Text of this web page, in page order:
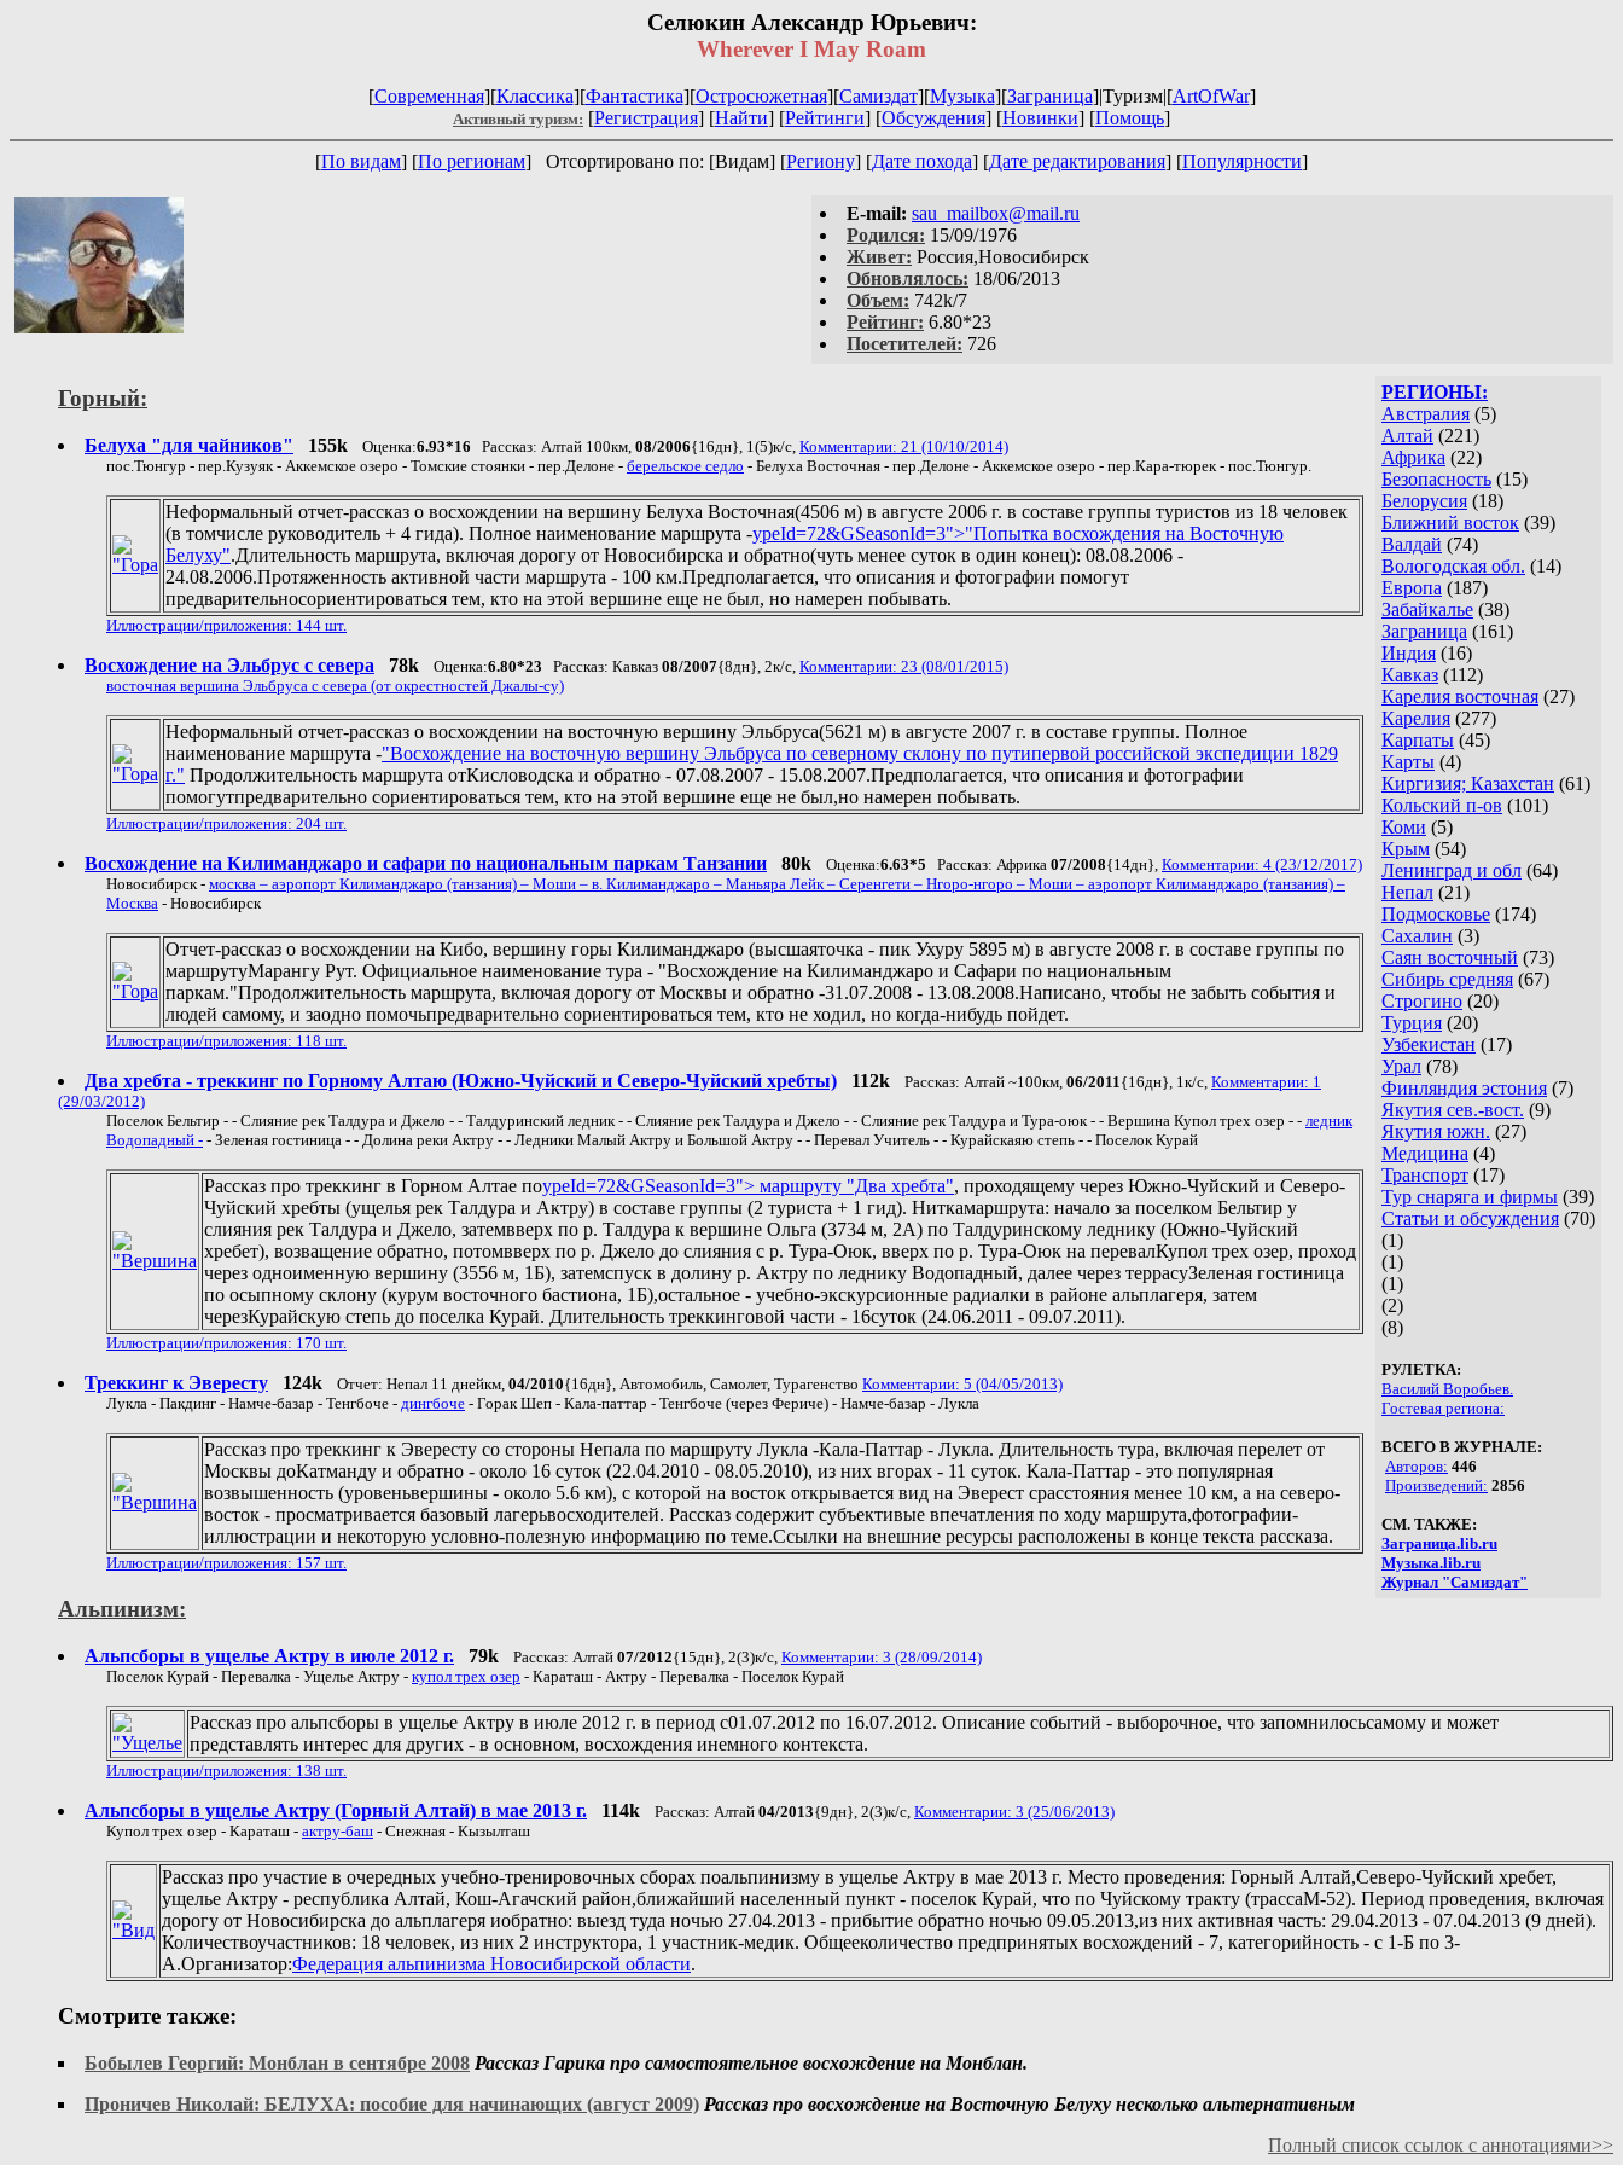
Селюкин Александр Юрьевич:
Wherever I May Roam
[Современная][Классика][Фантастика][Остросюжетная][Самиздат][Музыка][Заграница]|Туризм|[ArtOfWar]
Активный туризм: [Регистрация] [Найти] [Рейтинги] [Обсуждения] [Новинки] [Помощь]
[По видам] [По регионам] Отсортировано по: [Видам] [Региону] [Дате похода] [Дате редактирования] [Популярности]
E-mail: sau_mailbox@mail.ru
Родился: 15/09/1976
Живет: Россия,Новосибирск
Обновлялось: 18/06/2013
Объем: 742k/7
Рейтинг: 6.80*23
Посетителей: 726
РЕГИОНЫ:
Австралия (5)
Алтай (221)
Африка (22)
Безопасность (15)
Белорусия (18)
Ближний восток (39)
Валдай (74)
Вологодская обл. (14)
Европа (187)
Забайкалье (38)
Заграница (161)
Индия (16)
Кавказ (112)
Карелия восточная (27)
Карелия (277)
Карпаты (45)
Карты (4)
Киргизия; Казахстан (61)
Кольский п-ов (101)
Коми (5)
Крым (54)
Ленинград и обл (64)
Непал (21)
Подмосковье (174)
Сахалин (3)
Саян восточный (73)
Сибирь средняя (67)
Строгино (20)
Турция (20)
Узбекистан (17)
Урал (78)
Финляндия эстония (7)
Якутия сев.-вост. (9)
Якутия южн. (27)
Медицина (4)
Транспорт (17)
Тур снаряга и фирмы (39)
Статьи и обсуждения (70)
(1)
(1)
(1)
(2)
(8)
РУЛЕТКА:
Василий Воробьев.
Гостевая региона:
ВСЕГО В ЖУРНАЛЕ:
Авторов: 446
Произведений: 2856
СМ. ТАКЖЕ:
Заграница.lib.ru
Музыка.lib.ru
Журнал "Самиздат"
Горный:
Белуха "для чайников" 155k Оценка:6.93*16 Рассказ: Алтай 100км, 08/2006{16дн}, 1(5)к/с, Комментарии: 21 (10/10/2014)
пос.Тюнгур - пер.Кузуяк - Аккемское озеро - Томские стоянки - пер.Делоне - берельское седло - Белуха Восточная - пер.Делоне - Аккемское озеро - пер.Кара-тюрек - пос.Тюнгур.
Неформальный отчет-рассказ о восхождении на вершину Белуха Восточная(4506 м) в августе 2006 г. в составе группы туристов из 18 человек
(в томчисле руководитель + 4 гида). Полное наименование маршрута -ypeId=72&GSeasonId=3">"Попытка восхождения на Восточную
Белуху".Длительность маршрута, включая дорогу от Новосибирска и обратно(чуть менее суток в один конец): 08.08.2006 -
24.08.2006.Протяженность активной части маршрута - 100 км.Предполагается, что описания и фотографии помогут
предварительносориентироваться тем, кто на этой вершине еще не был, но намерен побывать.
Иллюстрации/приложения: 144 шт.
Восхождение на Эльбрус с севера 78k Оценка:6.80*23 Рассказ: Кавказ 08/2007{8дн}, 2к/с, Комментарии: 23 (08/01/2015)
восточная вершина Эльбруса с севера (от окрестностей Джалы-су)
Неформальный отчет-рассказ о восхождении на восточную вершину Эльбруса(5621 м) в августе 2007 г. в составе группы. Полное
наименование маршрута -"Восхождение на восточную вершину Эльбруса по северному склону по путипервой российской экспедиции 1829
г." Продолжительность маршрута отКисловодска и обратно - 07.08.2007 - 15.08.2007.Предполагается, что описания и фотографии
помогутпредварительно сориентироваться тем, кто на этой вершине еще не был,но намерен побывать.
Иллюстрации/приложения: 204 шт.
Восхождение на Килиманджаро и сафари по национальным паркам Танзании 80k Оценка:6.63*5 Рассказ: Африка 07/2008{14дн}, Комментарии: 4 (23/12/2017)
Новосибирск - москва – аэропорт Килиманджаро (танзания) – Моши – в. Килиманджаро – Маньяра Лейк – Серенгети – Нгоро-нгоро – Моши – аэропорт Килиманджаро (танзания) –
Москва - Новосибирск
Отчет-рассказ о восхождении на Кибо, вершину горы Килиманджаро (высшаяточка - пик Ухуру 5895 м) в августе 2008 г. в составе группы по
маршрутуМарангу Рут. Официальное наименование тура - "Восхождение на Килиманджаро и Сафари по национальным
паркам."Продолжительность маршрута, включая дорогу от Москвы и обратно -31.07.2008 - 13.08.2008.Написано, чтобы не забыть события и
людей самому, и заодно помочьпредварительно сориентироваться тем, кто не ходил, но когда-нибудь пойдет.
Иллюстрации/приложения: 118 шт.
Два хребта - треккинг по Горному Алтаю (Южно-Чуйский и Северо-Чуйский хребты) 112k Рассказ: Алтай ~100км, 06/2011{16дн}, 1к/с, Комментарии: 1
(29/03/2012)
Поселок Бельтир - - Слияние рек Талдура и Джело - - Талдуринский ледник - - Слияние рек Талдура и Джело - - Слияние рек Талдура и Тура-оюк - - Вершина Купол трех озер - - ледник
Водопадный - - Зеленая гостиница - - Долина реки Актру - - Ледники Малый Актру и Большой Актру - - Перевал Учитель - - Курайскаяю степь - - Поселок Курай
Рассказ про треккинг в Горном Алтае поypeId=72&GSeasonId=3"> маршруту "Два хребта", проходящему через Южно-Чуйский и Северо-
Чуйский хребты (ущелья рек Талдура и Актру) в составе группы (2 туриста + 1 гид). Ниткамаршрута: начало за поселком Бельтир у
слияния рек Талдура и Джело, затемвверх по р. Талдура к вершине Ольга (3734 м, 2А) по Талдуринскому леднику (Южно-Чуйский
хребет), возващение обратно, потомвверх по р. Джело до слияния с р. Тура-Оюк, вверх по р. Тура-Оюк на перевалКупол трех озер, проход
через одноименную вершину (3556 м, 1Б), затемспуск в долину р. Актру по леднику Водопадный, далее через террасуЗеленая гостиница
по осыпному склону (курум восточного бастиона, 1Б),остальное - учебно-экскурсионные радиалки в районе альплагеря, затем
черезКурайскую степь до поселка Курай. Длительность треккинговой части - 16суток (24.06.2011 - 09.07.2011).
Иллюстрации/приложения: 170 шт.
Треккинг к Эвересту 124k Отчет: Непал 11 днейкм, 04/2010{16дн}, Автомобиль, Самолет, Турагенство Комментарии: 5 (04/05/2013)
Лукла - Пакдинг - Намче-базар - Тенгбоче - дингбоче - Горак Шеп - Кала-паттар - Тенгбоче (через Фериче) - Намче-базар - Лукла
Рассказ про треккинг к Эвересту со стороны Непала по маршруту Лукла -Кала-Паттар - Лукла. Длительность тура, включая перелет от
Москвы доКатманду и обратно - около 16 суток (22.04.2010 - 08.05.2010), из них вгорах - 11 суток. Кала-Паттар - это популярная
возвышенность (уровеньвершины - около 5.6 км), с которой на восток открывается вид на Эверест срасстояния менее 10 км, а на северо-
восток - просматривается базовый лагерьвосходителей. Рассказ содержит субъективые впечатления по ходу маршрута,фотографии-
иллюстрации и некоторую условно-полезную информацию по теме.Ссылки на внешние ресурсы расположены в конце текста рассказа.
Иллюстрации/приложения: 157 шт.
Альпинизм:
Альпсборы в ущелье Актру в июле 2012 г. 79k Рассказ: Алтай 07/2012{15дн}, 2(3)к/с, Комментарии: 3 (28/09/2014)
Поселок Курай - Перевалка - Ущелье Актру - купол трех озер - Караташ - Актру - Перевалка - Поселок Курай
Рассказ про альпсборы в ущелье Актру в июле 2012 г. в период с01.07.2012 по 16.07.2012. Описание событий - выборочное, что запомнилосьсамому и может
представлять интерес для других - в основном, восхождения инемного контекста.
Иллюстрации/приложения: 138 шт.
Альпсборы в ущелье Актру (Горный Алтай) в мае 2013 г. 114k Рассказ: Алтай 04/2013{9дн}, 2(3)к/с, Комментарии: 3 (25/06/2013)
Купол трех озер - Караташ - актру-баш - Снежная - Кызылташ
Рассказ про участие в очередных учебно-тренировочных сборах поальпинизму в ущелье Актру в мае 2013 г. Место проведения: Горный Алтай,Северо-Чуйский хребет,
ущелье Актру - республика Алтай, Кош-Агачский район,ближайший населенный пункт - поселок Курай, что по Чуйскому тракту (трассаМ-52). Период проведения, включая
дорогу от Новосибирска до альплагеря иобратно: выезд туда ночью 27.04.2013 - прибытие обратно ночью 09.05.2013,из них активная часть: 29.04.2013 - 07.04.2013 (9 дней).
Количествоучастников: 18 человек, из них 2 инструктора, 1 участник-медик. Общееколичество предпринятых восхождений - 7, категорийность - с 1-Б по 3-
А.Организатор:Федерация альпинизма Новосибирской области.
Смотрите также:
Бобылев Георгий: Монблан в сентябре 2008 Рассказ Гарика про самостоятельное восхождение на Монблан.
Проничев Николай: БЕЛУХА: пособие для начинающих (август 2009) Рассказ про восхождение на Восточную Белуху несколько альтернативным
Полный список ссылок с аннотациями>>